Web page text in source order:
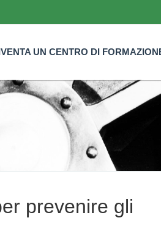
UN CENTRO DI
prevenire gli